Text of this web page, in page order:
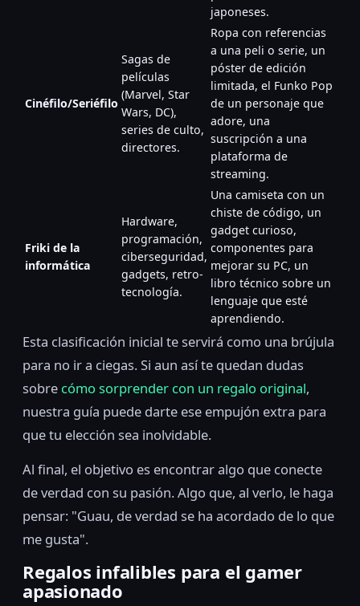
japoneses.
Cinéfilo/Seriéfilo
Sagas de
películas
(Marvel, Star
Wars, DC),
series de culto,
directores.
Ropa con referencias
a una peli o serie, un
póster de edición
limitada, el Funko Pop
de un personaje que
adore, una
suscripción a una
plataforma de
streaming.
Friki de la
informática
Hardware,
programación,
ciberseguridad,
gadgets, retro-
tecnología.
Una camiseta con un
chiste de código, un
gadget curioso,
componentes para
mejorar su PC, un
libro técnico sobre un
lenguaje que esté
aprendiendo.
Esta clasificación inicial te servirá como una brújula
para no ir a ciegas. Si aun así te quedan dudas
sobre cómo sorprender con un regalo original,
nuestra guía puede darte ese empujón extra para
que tu elección sea inolvidable.
Al final, el objetivo es encontrar algo que conecte
de verdad con su pasión. Algo que, al verlo, le haga
pensar: "Guau, de verdad se ha acordado de lo que
me gusta".
Regalos infalibles para el gamer
apasionado